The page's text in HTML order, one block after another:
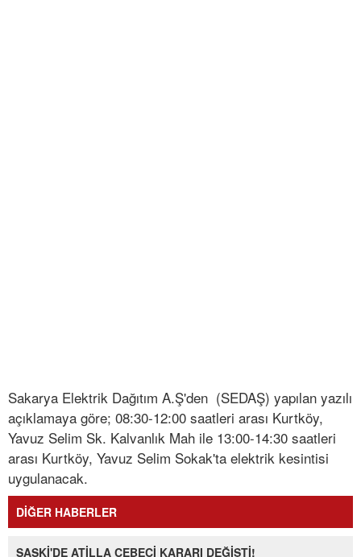
Sakarya Elektrik Dağıtım A.Ş'den (SEDAŞ) yapılan yazılı
açıklamaya göre; 08:30-12:00 saatleri arası Kurtköy,
Yavuz Selim Sk. Kalvanlık Mah ile 13:00-14:30 saatleri
arası Kurtköy, Yavuz Selim Sokak'ta elektrik kesintisi
uygulanacak.
DİĞER HABERLER
SASKİ'DE ATİLLA CEBECİ KARARI DEĞİŞTİ!